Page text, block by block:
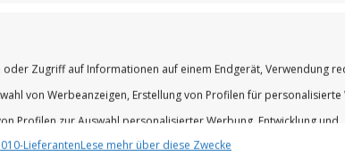
oder Zugriff auf Informationen auf einem Endgerät, Verwendung
von Werbeanzeigen, Erstellung von Profilen für personalisierte
Profilen zur Auswahl personalisierter Werbung, Entwicklung und
der Angebote.
LieferantenLese mehr über diese Zwecke